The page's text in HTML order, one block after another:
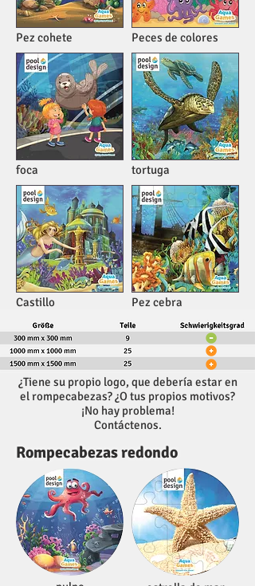
Pez cohete Peces de colores
foca tortuga
Castillo Pez cebra
¿Tiene su propio logo, que debería estar en
el rompecabezas? ¿O tus propios motivos?
¡No hay problema!
Contáctenos.
Rompecabezas redondo